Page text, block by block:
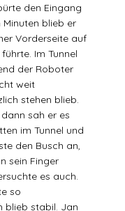
den Eingang
blieb er
Vorderseite auf
Im Tunnel
der Roboter
weit
stehen blieb.
sah er es
im Tunnel und
den Busch an,
sein Finger
es auch.
so
blieb stabil. Jan